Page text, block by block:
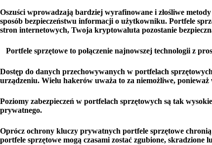
Oszuści wprowadzają bardziej wyrafinowane i złośliwe
sposób bezpieczeństwu informacji o użytkowniku. Portfele
stron internetowych, Twoja kryptowaluta pozostanie
Portfele sprzętowe to połączenie najnowszej technologii z
Dostęp do danych przechowywanych w portfelach
urządzeniu. Wielu hakerów uważa to za niemożliwe,
Poziomy zabezpieczeń w portfelach sprzętowych są tak
prywatnego.
Oprócz ochrony kluczy prywatnych portfele sprzętowe
portfele sprzętowe mogą czasami zostać zgubione,